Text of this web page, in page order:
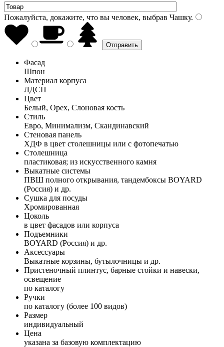
Пожалуйста, докажите, что вы человек, выбрав Чашку.
Фасад
Шпон
Материал корпуса
ЛДСП
Цвет
Белый, Орех, Слоновая кость
Стиль
Евро, Минимализм, Скандинавский
Стеновая панель
ХДФ в цвет столешницы или с фотопечатью
Столешница
пластиковая; из искусственного камня
Выкатные системы
ПВШ полного открывания, тандембоксы BOYARD
(Россия) и др.
Сушка для посуды
Хромированная
Цоколь
в цвет фасадов или корпуса
Подъемники
BOYARD (Россия) и др.
Аксессуары
Выкатные корзины, бутылочницы и др.
Пристеночный плинтус, барные стойки и навески,
освещение
по каталогу
Ручки
по каталогу (более 100 видов)
Размер
индивидуальный
Цена
указана за базовую комплектацию